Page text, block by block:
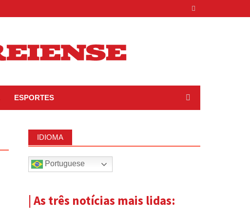
ESPORTES
IDIOMA
Portuguese
| As três notícias mais lidas: